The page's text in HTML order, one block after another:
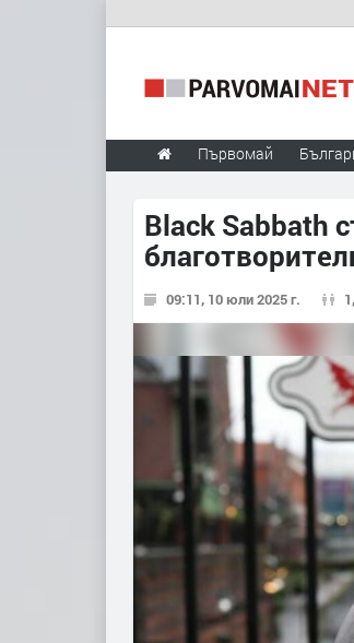
Първомай
Black Sabbath
09:11, 10 юли 2025 г.